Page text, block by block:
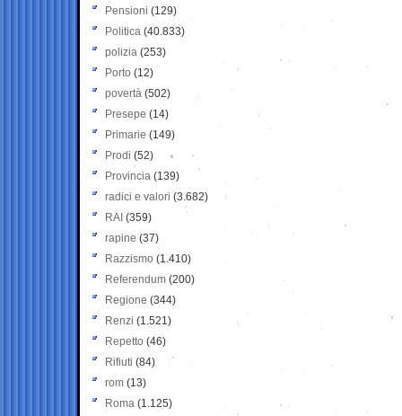
Pensioni (129)
Politica (40.833)
polizia (253)
Porto (12)
povertà (502)
Presepe (14)
Primarie (149)
Prodi (52)
Provincia (139)
radici e valori (3.682)
RAI (359)
rapine (37)
Razzismo (1.410)
Referendum (200)
Regione (344)
Renzi (1.521)
Repetto (46)
Rifiuti (84)
rom (13)
Roma (1.125)